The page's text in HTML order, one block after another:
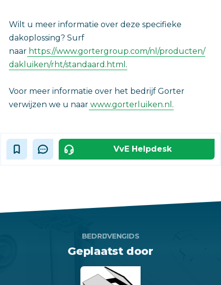
Wilt u meer informatie over deze specifieke
dakoplossing? Surf
naar https://www.gortergroup.com/nl/producten/
dakluiken/rht/standaard.html .
Voor meer informatie over het bedrijf Gorter
verwijzen we u naar www.gorterluiken.nl .
VvE Helpdesk
BEDRIJVENGIDS
Geplaatst door